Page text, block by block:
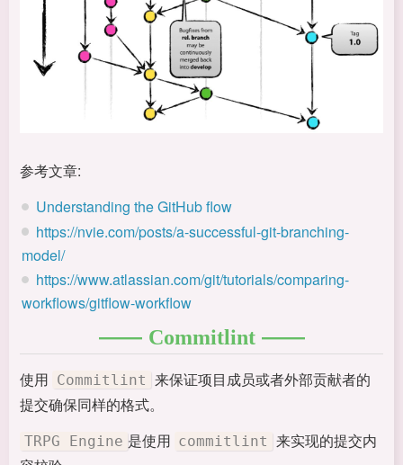
参考文章:
Understanding the GitHub flow
https://nvie.com/posts/a-successful-git-branching-
model/
https://www.atlassian.com/git/tutorials/comparing-
workflows/gitflow-workflow
Commitlint
使用 Commitlint 来保证项目成员或者外部贡献者的
提交确保同样的格式。
TRPG Engine 是使用 commitlint 来实现的提交内